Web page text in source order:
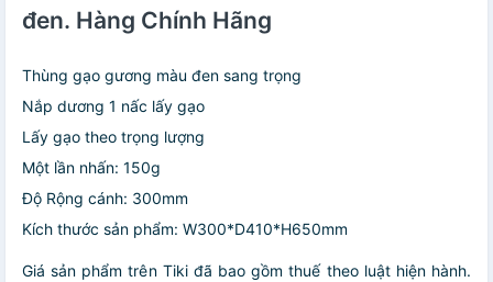
đen. Hàng Chính Hãng
Thùng gạo gương màu đen sang trọng
Nắp dương 1 nấc lấy gạo
Lấy gạo theo trọng lượng
Một lần nhấn: 150g
Độ Rộng cánh: 300mm
Kích thước sản phẩm: W300*D410*H650mm
Giá sản phẩm trên Tiki đã bao gồm thuế theo luật hiện hành.